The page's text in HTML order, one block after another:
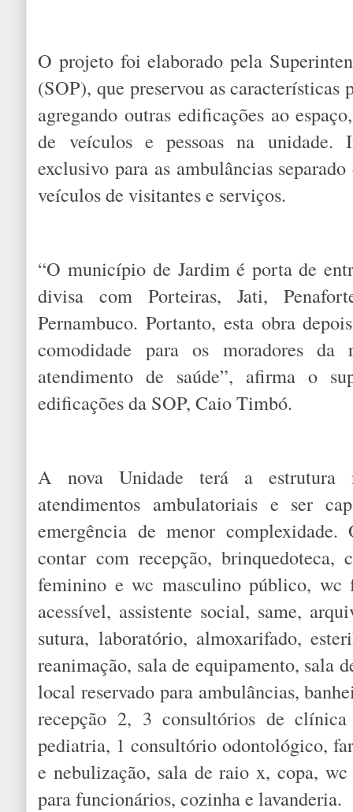
O projeto foi elaborado pela
(SOP), que preservou as
agregando outras edificações ao
de veículos e pessoas na unidade.
exclusivo para as ambulâncias
veículos de visitantes e serviços.
“O município de Jardim é porta de
divisa com Porteiras, Jati,
Pernambuco. Portanto, esta obra
comodidade para os moradores da
atendimento de saúde”, afirma o
edificações da SOP, Caio Timbó.
A nova Unidade terá a estrutura
atendimentos ambulatoriais e ser
emergência de menor
contar com recepção, brinquedoteca,
feminino e wc masculino público, wc
acessível, assistente social, same,
sutura, laboratório, almoxarifado,
reanimação, sala de equipamento, sala
local reservado para ambulâncias,
recepção 2, 3 consultórios de
pediatria, 1 consultório odontológico,
e nebulização, sala de raio x, copa,
para funcionários, cozinha e lavanderia.